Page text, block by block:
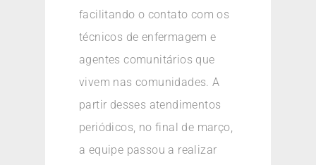
facilitando o contato com os
técnicos de enfermagem e
agentes comunitários que
vivem nas comunidades. A
partir desses atendimentos
periódicos, no final de março,
a equipe passou a realizar